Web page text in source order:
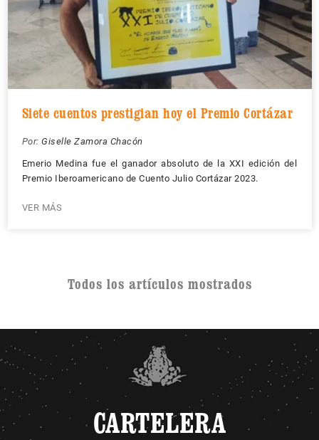
Siete cuentos prestigian hoy el Premio Cortázar
Por: Giselle Zamora Chacón
Emerio Medina fue el ganador absoluto de la XXI edición del
Premio Iberoamericano de Cuento Julio Cortázar 2023.
VER MÁS
Todos los artículos mostrados
CARTELERA